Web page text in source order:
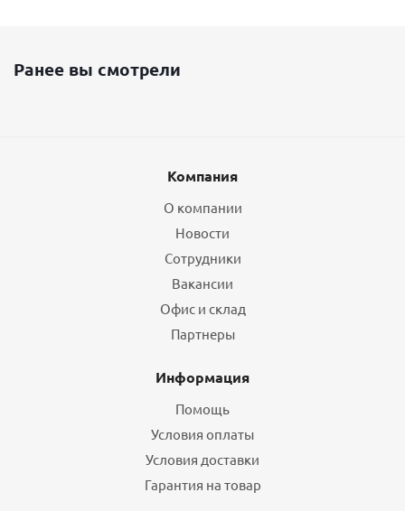
Ранее вы смотрели
Компания
О компании
Новости
Сотрудники
Вакансии
Офис и склад
Партнеры
Информация
Помощь
Условия оплаты
Условия доставки
Гарантия на товар